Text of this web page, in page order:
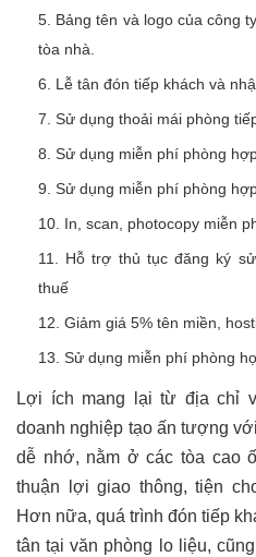
Bảng tên và logo của công
tòa nhà.
Lễ tân đón tiếp khách và
Sử dụng thoải mái phòng
Sử dụng miễn phí phòng
Sử dụng miễn phí phòng
In, scan, photocopy miễn
Hỗ trợ thủ tục đăng ký
thuế
Giảm giá 5% tên miền,
Sử dụng miễn phí phòng
Lợi ích mang lại từ địa chỉ
doanh nghiệp tạo ấn tượng
dễ nhớ, nằm ở các tòa cao
thuận lợi giao thông, tiện
Hơn nữa, quá trình đón tiếp
tân tại văn phòng lo liệu,